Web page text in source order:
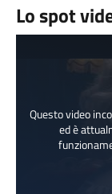
Lo spot
Questo video
ed è